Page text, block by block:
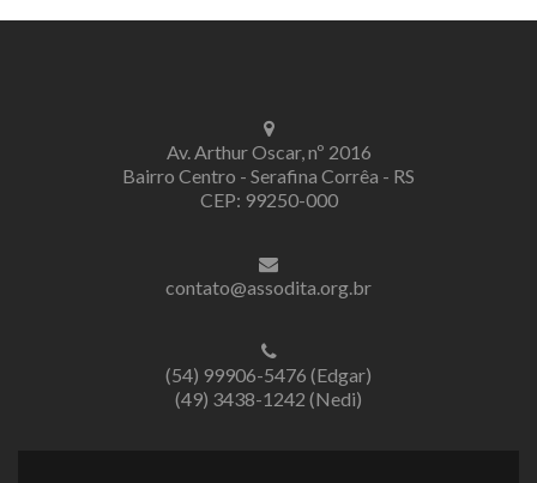
Av. Arthur Oscar, nº 2016
Bairro Centro - Serafina Corrêa - RS
CEP: 99250-000
contato@assodita.org.br
(54) 99906-5476 (Edgar)
(49) 3438-1242 (Nedi)